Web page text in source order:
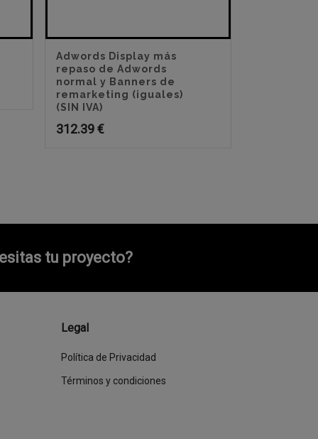
Adwords Display más
repaso de Adwords
normal y Banners de
remarketing (iguales)
(SIN IVA)
312.39€
tu proyecto?
Legal
Política de Privacidad
Términos y condiciones